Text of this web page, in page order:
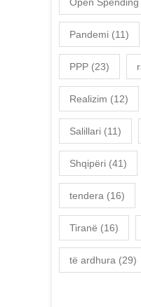
Pandemi (11)
PPP (23)
Realizim (12)
Salillari (11)
Shqipëri (41)
tendera (16)
Tiranë (16)
të ardhura (29)